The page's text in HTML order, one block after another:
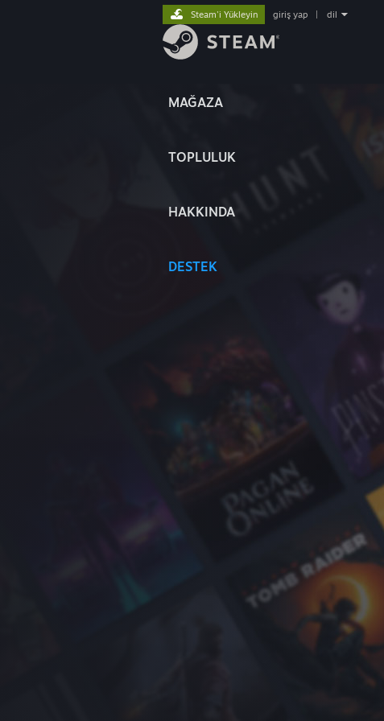
MAĞAZA
TOPLULUK
HAKKINDA
DESTEK
Steam'i Yükleyin giriş yap dil